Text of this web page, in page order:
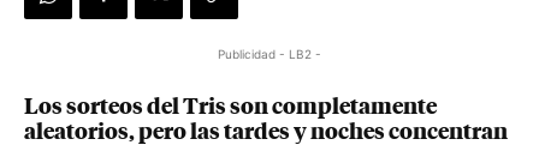
Publicidad - LB2 -
Los sorteos del Tris son completamente
aleatorios, pero las tardes y noches concentran